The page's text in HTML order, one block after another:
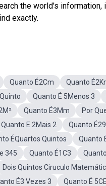
the world's
exactly.
Quanto É2Cm Quanto
Quanto É 5Menos 3
Quanto É3Mm Por
Quanto E 2Mais 2 Quanto
ÉQuartos Quintos Quanto
345 Quanto É1C3
Dois Quintos Ciruculo
É3 Vezes 3 Quanto É